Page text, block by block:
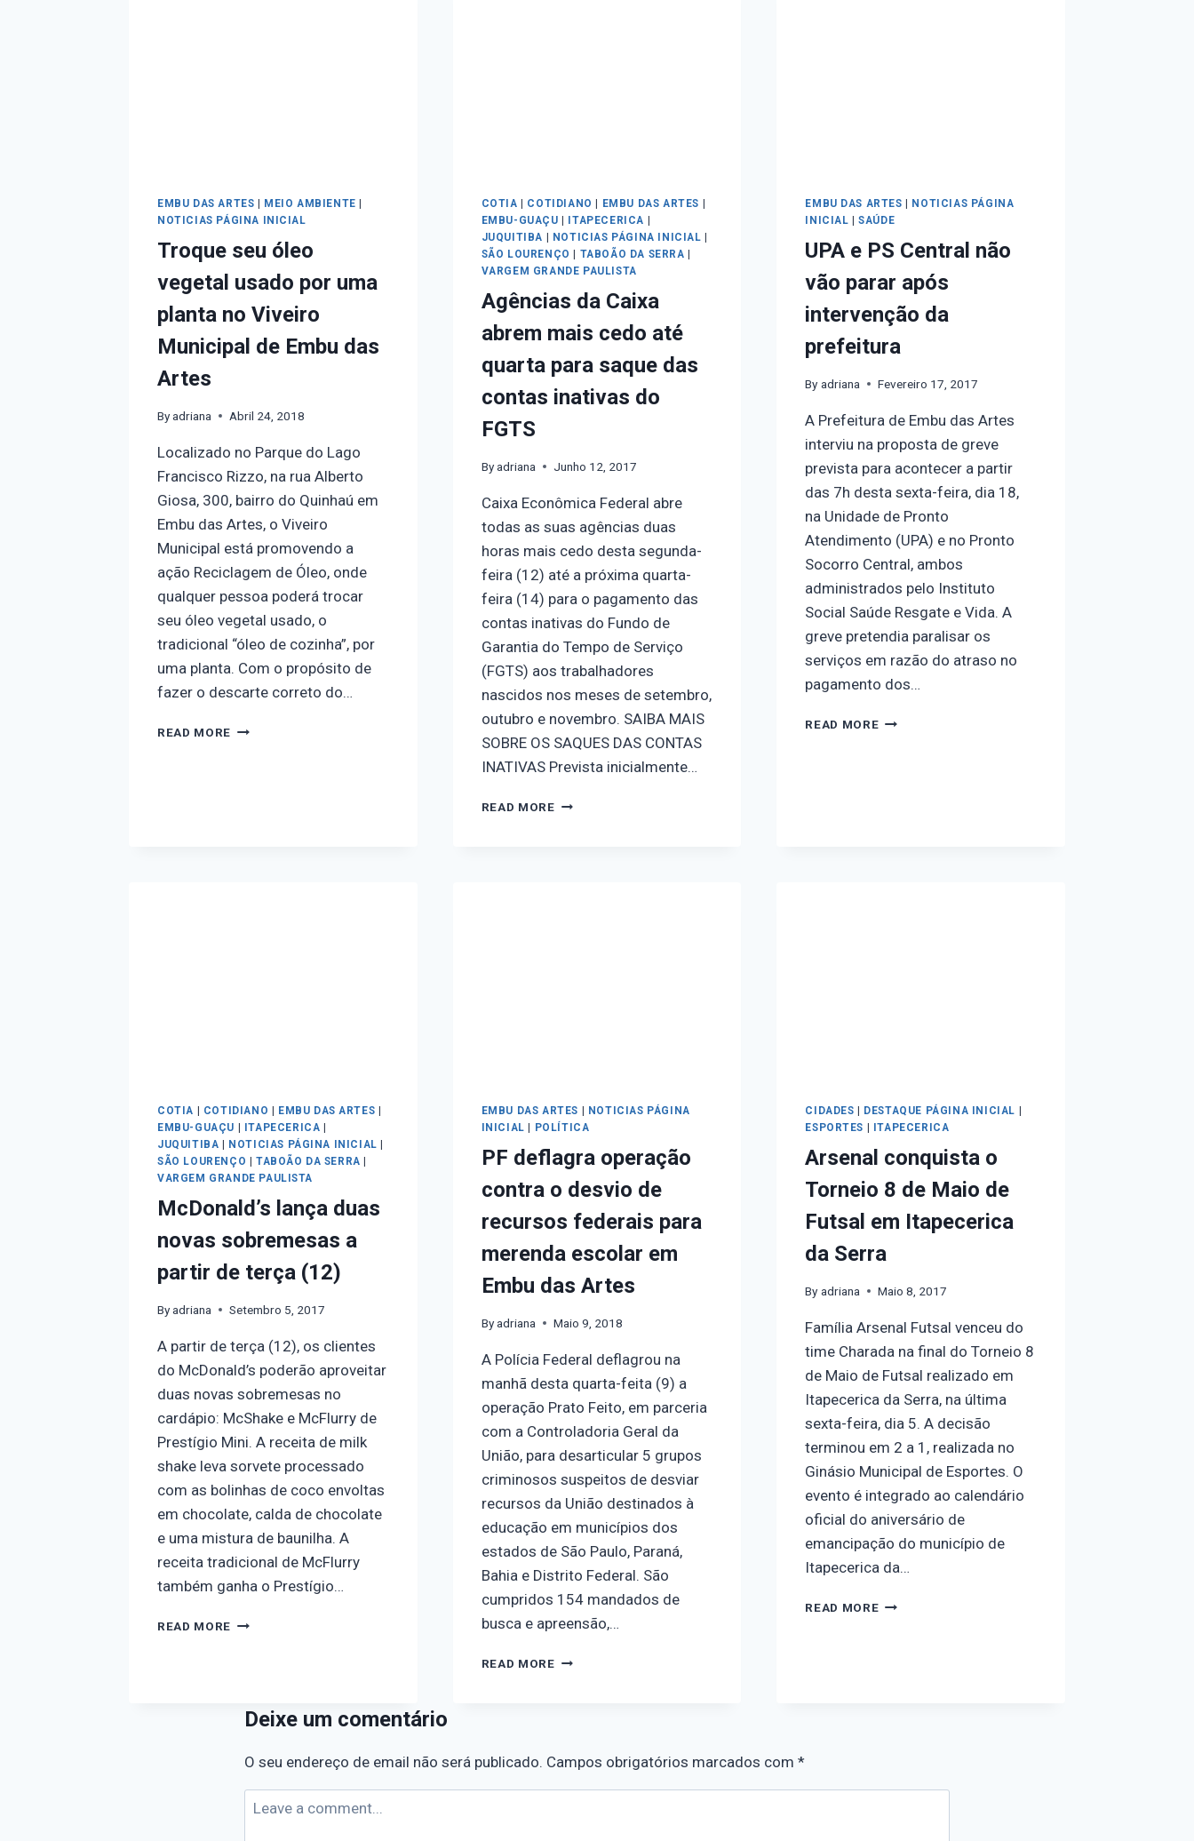
EMBU DAS ARTES MEIO AMBIENTE
NOTICIAS PÁGINA INICIAL
Troque seu óleo
vegetal usado por uma
planta no Viveiro
Municipal de Embu das
Artes
Byadriana Abril 24, 2018
Localizado no Parque do Lago
Francisco Rizzo, na rua Alberto
Giosa, 300, bairro do Quinhaú em
Embu das Artes, o Viveiro
Municipal está promovendo a
ação Reciclagem de Óleo, onde
qualquer pessoa poderá trocar
seu óleo vegetal usado, o
tradicional “óleo de cozinha”, por
uma planta. Com o propósito de
fazer o descarte correto do…
READ MORE
COTIA COTIDIANO EMBU DAS ARTES
EMBU-GUAÇU
ITAPECERICA
JUQUITIBA
NOTICIAS PÁGINA INICIAL
SÃO LOURENÇO
TABOÃO DA SERRA
VARGEM GRANDE PAULISTA
Agências da Caixa
abrem mais cedo até
quarta para saque das
contas inativas do
FGTS
By adriana Junho 12, 2017
Caixa Econômica Federal abre
todas as suas agências duas
horas mais cedo desta segunda-
feira (12) até a próxima quarta-
feira (14) para o pagamento das
contas inativas do Fundo de
Garantia do Tempo de Serviço
(FGTS) aos trabalhadores
nascidos nos meses de setembro,
outubro e novembro. SAIBA MAIS
SOBRE OS SAQUES DAS CONTAS
INATIVAS Prevista inicialmente…
READ MORE
EMBU DAS ARTES
NOTICIAS PÁGINA
INICIAL |SAÚDE
UPA e PS Central não
vão parar após
intervenção da
prefeitura
By adriana Fevereiro 17, 2017
A Prefeitura de Embu das Artes
interviu na proposta de greve
prevista para acontecer a partir
das 7h desta sexta-feira, dia 18,
na Unidade de Pronto
Atendimento (UPA) e no Pronto
Socorro Central, ambos
administrados pelo Instituto
Social Saúde Resgate e Vida. A
greve pretendia paralisar os
serviços em razão do atraso no
pagamento dos…
READ MORE
COTIA COTIDIANO EMBU DAS ARTES
EMBU-GUAÇU
ITAPECERICA
JUQUITIBA
NOTICIAS PÁGINA INICIAL
SÃO LOURENÇO
TABOÃO DA SERRA
VARGEM GRANDE PAULISTA
McDonald’s lança duas
novas sobremesas a
partir de terça (12)
Byadriana Setembro 5, 2017
A partir de terça (12), os clientes
do McDonald’s poderão aproveitar
duas novas sobremesas no
cardápio: McShake e McFlurry de
Prestígio Mini. A receita de milk
shake leva sorvete processado
com as bolinhas de coco envoltas
em chocolate, calda de chocolate
e uma mistura de baunilha. A
receita tradicional de McFlurry
também ganha o Prestígio…
READ MORE
EMBU DAS ARTES
NOTICIAS PÁGINA
INICIAL
POLÍTICA
PF deflagra operação
contra o desvio de
recursos federais para
merenda escolar em
Embu das Artes
By adriana Maio 9, 2018
A Polícia Federal deflagrou na
manhã desta quarta-feita (9) a
operação Prato Feito, em parceria
com a Controladoria Geral da
União, para desarticular 5 grupos
criminosos suspeitos de desviar
recursos da União destinados à
educação em municípios dos
estados de São Paulo, Paraná,
Bahia e Distrito Federal. São
cumpridos 154 mandados de
busca e apreensão,…
READ MORE
CIDADES DESTAQUE PÁGINA INICIAL
ESPORTES
ITAPECERICA
Arsenal conquista o
Torneio 8 de Maio de
Futsal em Itapecerica
da Serra
By adriana Maio 8, 2017
Família Arsenal Futsal venceu do
time Charada na final do Torneio 8
de Maio de Futsal realizado em
Itapecerica da Serra, na última
sexta-feira, dia 5. A decisão
terminou em 2 a 1, realizada no
Ginásio Municipal de Esportes. O
evento é integrado ao calendário
oficial do aniversário de
emancipação do município de
Itapecerica da…
READ MORE
Deixe um comentário
O seu endereço de email não será publicado. Campos obrigatórios marcados com *